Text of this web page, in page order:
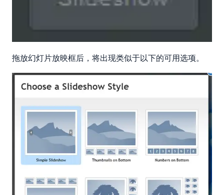
拖放幻灯片放映框后，将出现类似于以下的可用选项。